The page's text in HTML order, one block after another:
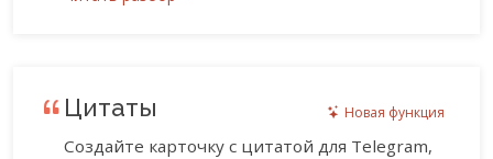
Цитаты Новая функция
Создайте карточку с цитатой для Telegram,